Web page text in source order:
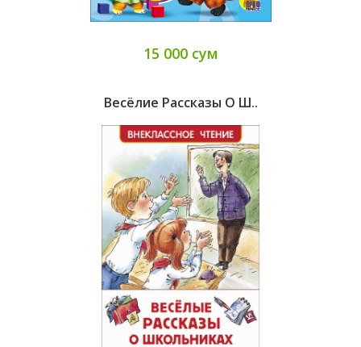
15 000 сум
Весёлие Рассказы О Ш..